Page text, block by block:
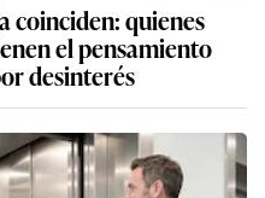
coinciden: quienes
el pensamiento
desinterés